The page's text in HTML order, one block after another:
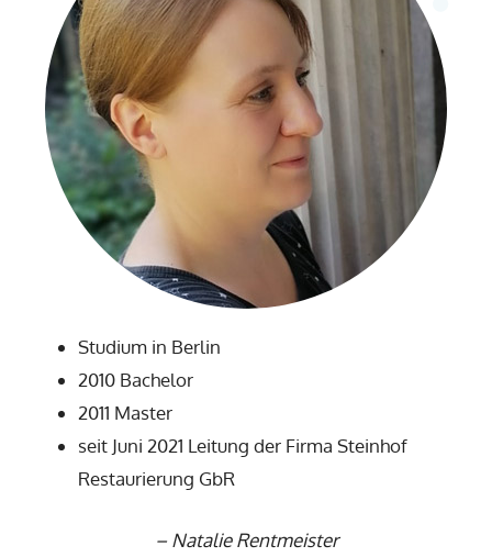
Studium in Berlin
2010 Bachelor
2011 Master
seit Juni 2021 Leitung der Firma Steinhof
Restaurierung GbR
– Natalie Rentmeister